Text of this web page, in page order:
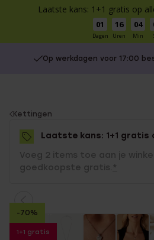
Laatste kans: 1+1 gratis op
01
Dagen
16
Uren
04
Min
Op werkdagen voor 17:00
You
are
here:
Kettingen
Laatste kans: 1+1 gratis
Voeg 2 items toe aan je
goedkoopste gratis. *
-70%
1+1 gratis